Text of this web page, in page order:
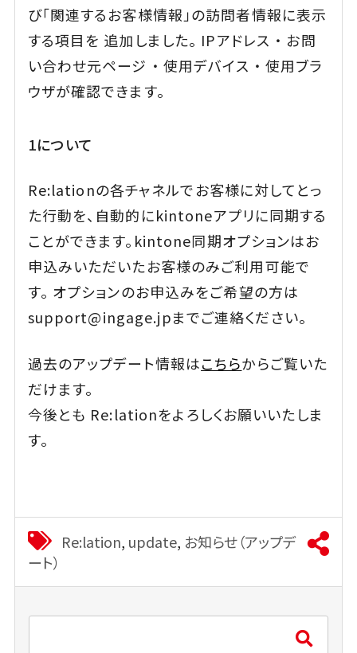
び「関連するお客様情報」の訪問者情報に表示
する項目を 追加しました。 IPアドレス ・ お問
い合わせ元ページ ・ 使用デバイス ・ 使用ブラ
ウザが確認できます。
1について
Re:lationの各チャネルでお客様に対してとっ
た行動を、自動的にkintoneアプリに同期する
ことができます。kintone同期オプションはお
申込みいただいたお客様のみご利用可能で
す。 オプションのお申込みをご希望の方は
support@ingage.jpまでご連絡ください。
過去のアップデート情報はこちらからご覧いた
だけます。
今後とも Re:lationをよろしくお願いいたしま
す。
Re:lation, update, お知らせ（アップデ
ート）